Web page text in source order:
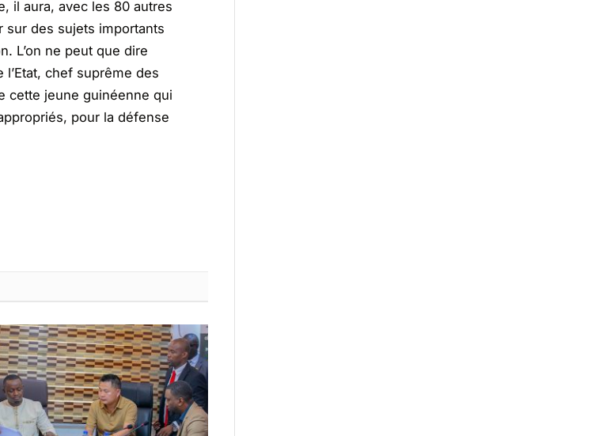
il aura, avec les 80 autres
sur des sujets importants
L’on ne peut que dire
chef suprême des
cette jeune guinéenne qui
pour la défense